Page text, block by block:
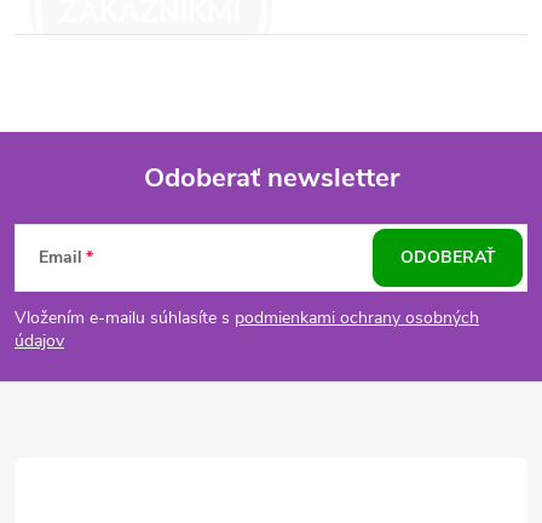
Z
á
p
Odoberať newsletter
Email
Vložením e-mailu súhlasíte s podmienkami ochrany osobných
údajov
ODOBERAŤ